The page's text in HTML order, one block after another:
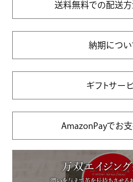
送料無料での配送
納期につい
ギフトサー
AmazonPayでお